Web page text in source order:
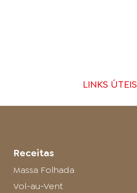
LINKS ÚTEIS
Receitas
Massa Folhada
Vol-au-Vent